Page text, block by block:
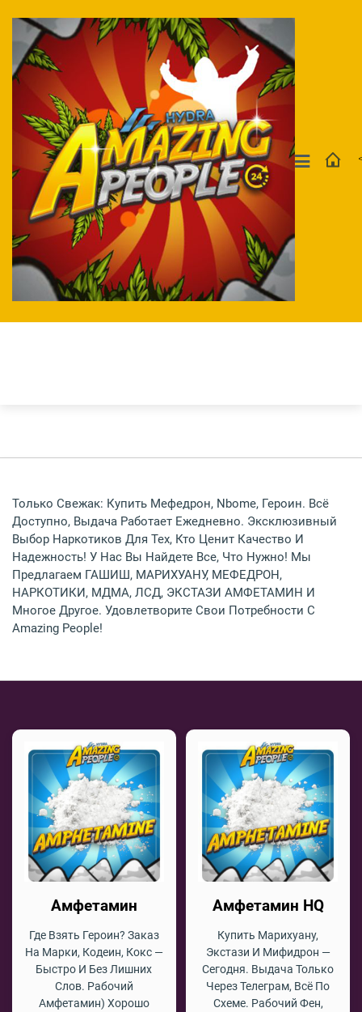
Только Свежак: Купить Мефедрон, Nbome, Героин. Всё
Доступно, Выдача Работает Ежедневно. Эксклюзивный
Выбор Наркотиков Для Тех, Кто Ценит Качество И
Надежность! У Нас Вы Найдете Все, Что Нужно! Мы
Предлагаем ГАШИШ, МАРИХУАНУ, МЕФЕДРОН,
НАРКОТИКИ, МДМА, ЛСД, ЭКСТАЗИ АМФЕТАМИН И
Многое Другое. Удовлетворите Свои Потребности С
Amazing People!
Амфетамин
Где Взять Героин? Заказ
На Марки, Кодеин, Кокс —
Быстро И Без Лишних
Слов. Рабочий
Амфетамин) Хорошо
Амфетамин HQ
Купить Марихуану,
Экстази И Мифидрон —
Сегодня. Выдача Только
Через Телеграм, Всё По
Схеме. Рабочий Фен,